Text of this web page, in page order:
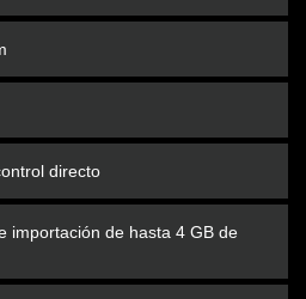
directo
importación de hasta 4 GB de